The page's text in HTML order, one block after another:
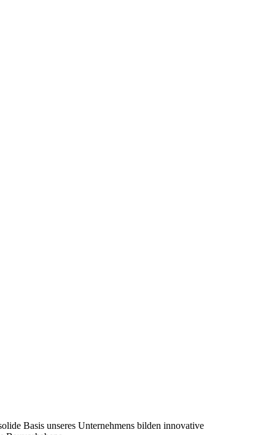
Basis unseres Unternehmens bilden innovative